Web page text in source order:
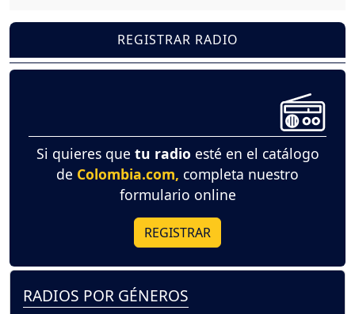
REGISTRAR RADIO
Si quieres que tu radio esté en el catálogo
de Colombia.com, completa nuestro
formulario online
REGISTRAR
RADIOS POR GÉNEROS